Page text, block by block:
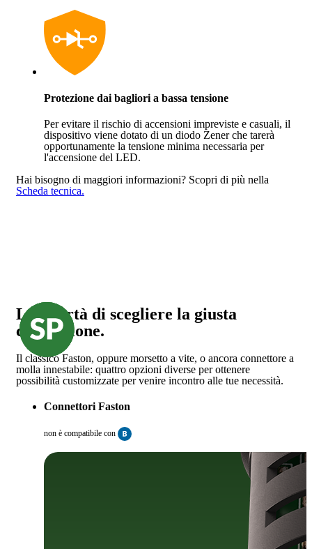
Protezione dai bagliori a bassa tensione
Per evitare il rischio di accensioni impreviste e casuali, il
dispositivo viene dotato di un diodo Zener che tarerà
opportunamente la tensione minima necessaria per
l'accensione del LED.
Hai bisogno di maggiori informazioni? Scopri di più nella
Scheda tecnica.
La libertà di scegliere la giusta
connessione.
Il classico Faston, oppure morsetto a vite, o ancora connettore a
molla innestabile: quattro opzioni diverse per ottenere
possibilità customizzate per venire incontro alle tue necessità.
Connettori Faston
non è compatibile con